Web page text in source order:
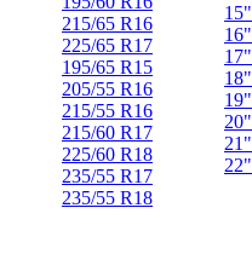
215/65 R16
225/65 R17
195/65 R15
205/55 R16
215/55 R16
215/60 R17
225/60 R18
235/55 R17
235/55 R18
15"
16"
17"
18"
19"
20"
21"
22"